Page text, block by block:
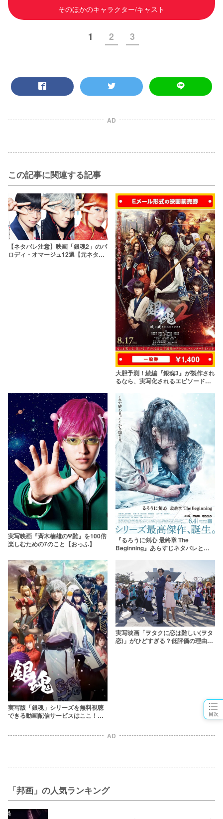
目次
そのほかのキャラクター/キャスト
1 2 3
AD
この記事に関連する記事
【ネタバレ注意】映画「銀魂2」のパ
ロディ・オマージュ12選【元ネタ徹
大胆予測！続編『銀魂3』が製作され
るなら、実写化されるエピソードは
実写映画『斉木楠雄のΨ難』を100倍
楽しむための7のこと【おっふ】
『るろうに剣心 最終章 The
Beginning』あらすじネタバレと感
実写版「銀魂」シリーズを無料視聴
できる動画配信サービスはここ！
実写映画「ヲタクに恋は難しい(ヲタ
恋)」がひどすぎる？低評価の理由＆
AD
「邦画」の人気ランキング